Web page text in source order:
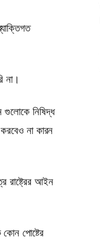
না।
গুলোকে নিষিদ্ধ
না কারন
রাষ্ট্রের আইন
পোষ্টের